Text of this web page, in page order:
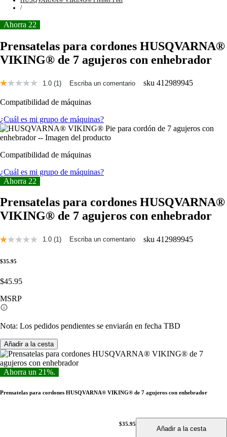
/
Ahorra 22
Prensatelas para cordones HUSQVARNA®
VIKING® de 7 agujeros con enhebrador
1.0 Lee
reseña.
a
la
misma
página.
(1) Escriba un comentario sku412989945
Compatibilidad de máquinas
¿Cuál es mi grupo de máquinas?
Compatibilidad de máquinas
¿Cuál es mi grupo de máquinas?
Ahorra 22
Prensatelas para cordones HUSQVARNA®
VIKING® de 7 agujeros con enhebrador
1.0 Lee
(1) Escriba un comentario sku412989945
$35.95
$45.95
MSRP
Nota: Los pedidos pendientes se enviarán en fecha TBD
Añadir a la cesta
Ahorra un 21%.
Prensatelas para cordones HUSQVARNA® VIKING® de 7 agujeros con enhebrador
$35.95
Añadir a la cesta